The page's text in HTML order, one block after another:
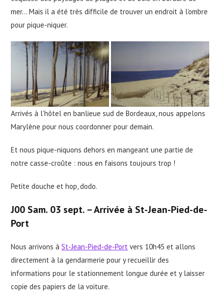
mer… Mais il a été très difficile de trouver un endroit à l’ombre
pour pique-niquer.
Arrivés à l’hôtel en banlieue sud de Bordeaux, nous appelons
Marylène pour nous coordonner pour demain.
Et nous pique-niquons dehors en mangeant une partie de
notre casse-croûte : nous en faisons toujours trop !
Petite douche et hop, dodo.
J00 Sam. 03 sept. – Arrivée à St-Jean-Pied-de-
Port
Nous arrivons àSt-Jean-Pied-de-Port vers 10h45 et allons
directement à la gendarmerie pour y recueillir des
informations pour le stationnement longue durée et y laisser
copie des papiers de la voiture.